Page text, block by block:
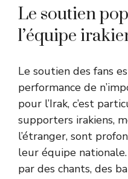
Le soutien
l’équipe
Le soutien des fans
performance de
pour l’Irak, c’est
supporters irakiens,
l’étranger, sont
leur équipe
par des chants, des